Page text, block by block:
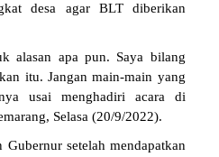
desa agar BLT diberikan
alasan apa pun. Saya bilang
itu. Jangan main-main yang
usai menghadiri acara di
Selasa (20/9/2022).
setelah mendapatkan